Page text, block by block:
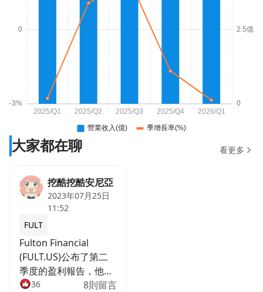
大家都在聊 看更多
挖酷挖酷安尼亞
2023年07月25日
11:52
FULT
Fulton Financial
(FULT.US)公布了第二
季度的盈利報告，他們
的盈利達到了7780萬美
36 8則留言